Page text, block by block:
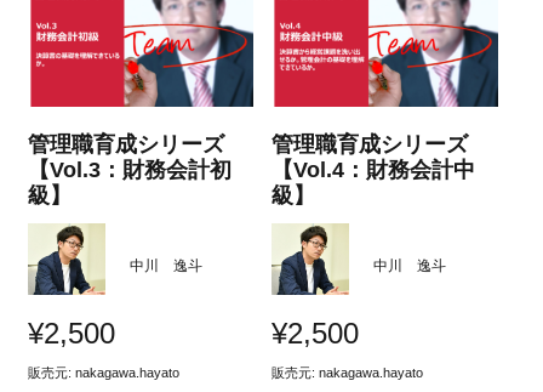
管理職育成シリーズ
【Vol.3：財務会計初
級】
中川 逸斗
¥2,500
販売元: nakagawa.hayato
管理職育成シリーズ
【Vol.4：財務会計中
級】
中川 逸斗
¥2,500
販売元:nakagawa.hayato